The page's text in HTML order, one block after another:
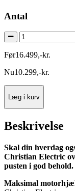
Antal
Før16.499,-kr.
Nu10.299,-kr.
Læg i kurv
Beskrivelse
Skal din hverdag
Christian Electric
pusten i god behold.
Maksimal